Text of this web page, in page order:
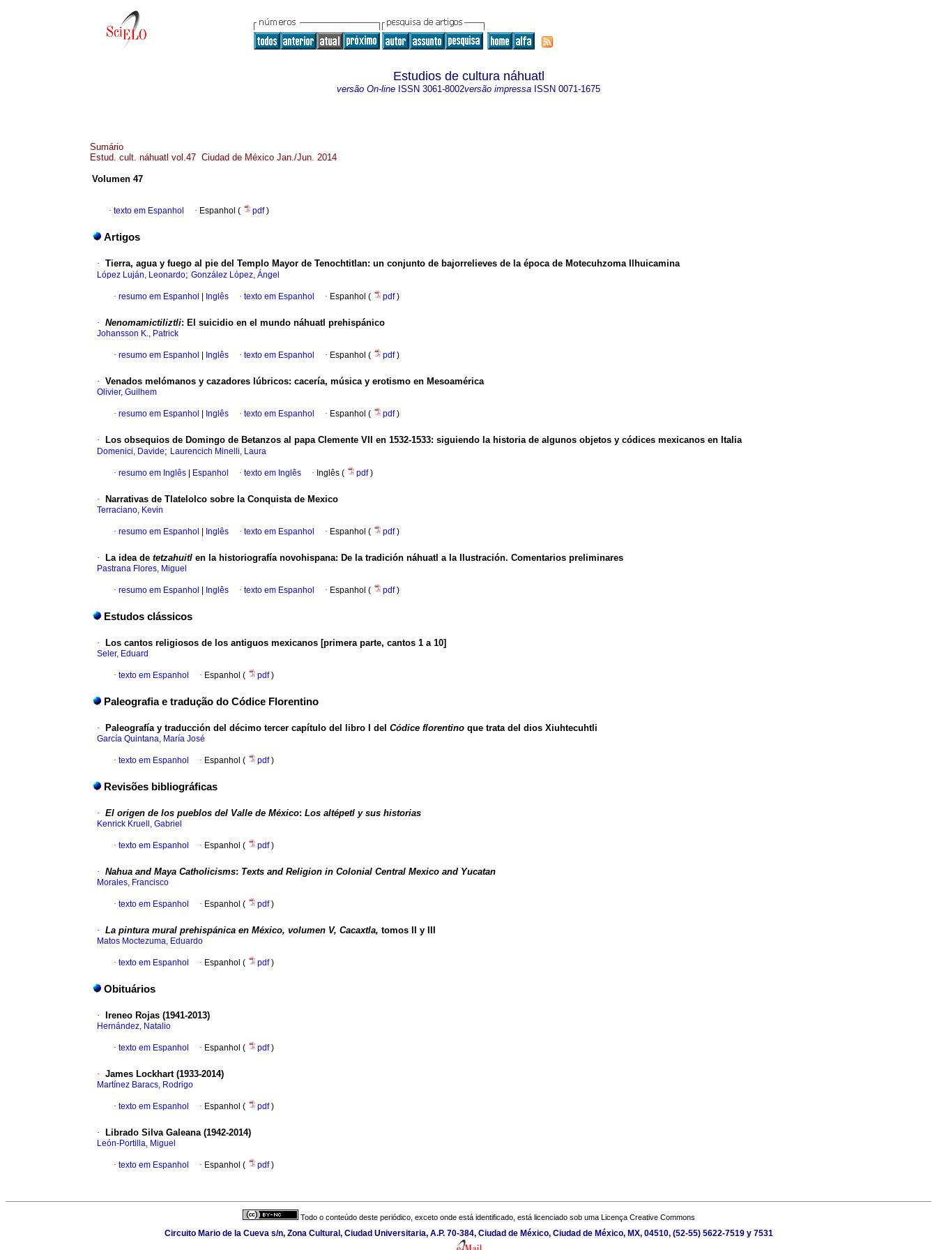
Estudios de cultura náhuatl
versão On-line ISSN 3061-8002versão impressa ISSN 0071-1675
Sumário
Estud. cult. náhuatl vol.47 Ciudad de México Jan./Jun. 2014
Volumen 47
· texto em Espanhol · Espanhol ( pdf)
Artigos
· Tierra, agua y fuego al pie del Templo Mayor de Tenochtitlan: un conjunto de bajorrelieves de la época de Motecuhzoma Ilhuicamina
López Luján, Leonardo; González López, Ángel
· resumo em Espanhol Inglês · texto em Espanhol · Espanhol ( pdf)
· Nenomamictiliztli: El suicidio en el mundo náhuatl prehispánico
Johansson K., Patrick
· resumo em Espanhol Inglês · texto em Espanhol · Espanhol ( pdf)
· Venados melómanos y cazadores lúbricos: cacería, música y erotismo en Mesoamérica
Olivier, Guilhem
· resumo em Espanhol Inglês · texto em Espanhol · Espanhol ( pdf)
· Los obsequios de Domingo de Betanzos al papa Clemente VII en 1532-1533: siguiendo la historia de algunos objetos y códices mexicanos en Italia
Domenici, Davide; Laurencich Minelli, Laura
· resumo em Inglês Espanhol · texto em Inglês · Inglês ( pdf)
· Narrativas de Tlatelolco sobre la Conquista de Mexico
Terraciano, Kevin
· resumo em Espanhol Inglês · texto em Espanhol · Espanhol ( pdf)
· La idea de tetzahuitl en la historiografía novohispana: De la tradición náhuatl a la Ilustración. Comentarios preliminares
Pastrana Flores, Miguel
· resumo em Espanhol Inglês · texto em Espanhol · Espanhol ( pdf)
Estudos clássicos
· Los cantos religiosos de los antiguos mexicanos [primera parte, cantos 1 a 10]
Seler, Eduard
· texto em Espanhol · Espanhol ( pdf)
Paleografia e tradução do Códice Florentino
· Paleografía y traducción del décimo tercer capítulo del libro I del Códice florentino que trata del dios Xiuhtecuhtli
García Quintana, María José
· texto em Espanhol · Espanhol ( pdf)
Revisões bibliográficas
· El origen de los pueblos del Valle de México: Los altépetl y sus historias
Kenrick Kruell, Gabriel
· texto em Espanhol · Espanhol ( pdf)
· Nahua and Maya Catholicisms: Texts and Religion in Colonial Central Mexico and Yucatan
Morales, Francisco
· texto em Espanhol · Espanhol ( pdf)
· La pintura mural prehispánica en México, volumen V, Cacaxtla, tomos II y III
Matos Moctezuma, Eduardo
· texto em Espanhol · Espanhol ( pdf)
Obituários
· Ireneo Rojas (1941-2013)
Hernández, Natalio
· texto em Espanhol · Espanhol ( pdf)
· James Lockhart (1933-2014)
Martínez Baracs, Rodrigo
· texto em Espanhol · Espanhol ( pdf)
· Librado Silva Galeana (1942-2014)
León-Portilla, Miguel
· texto em Espanhol · Espanhol ( pdf)
Todo o conteúdo deste periódico, exceto onde está identificado, está licenciado sob uma Licença Creative Commons
Circuito Mario de la Cueva s/n, Zona Cultural, Ciudad Universitaria, A.P. 70-384, Ciudad de México, Ciudad de México, MX, 04510, (52-55) 5622-7519 y 7531